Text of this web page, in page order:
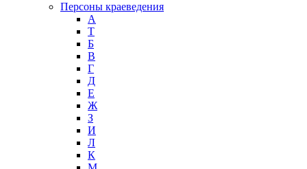
Персоны краеведения
А
T
Б
В
Г
Д
Е
Ж
З
И
Л
К